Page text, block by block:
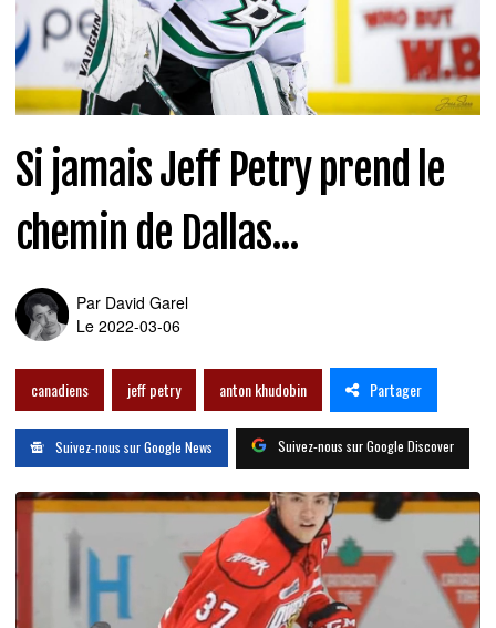
Si jamais Jeff Petry prend le
chemin de Dallas...
Par David Garel
Le 2022-03-06
canadiens jeff petry anton khudobin Partager
Suivez-nous sur Google News Suivez-nous sur Google Discover